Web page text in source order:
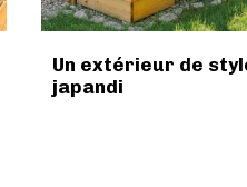
Un extérieur de
japandi